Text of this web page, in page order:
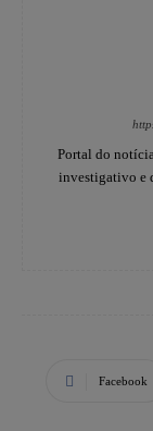
Portal do
investigativo e
Facebook